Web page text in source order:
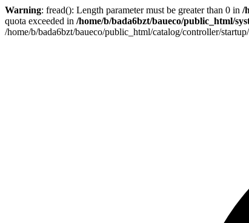
Warning: fread(): Length parameter must be greater than 0 in /
quota exceeded in /home/b/bada6bzt/baueco/public_html/
/home/b/bada6bzt/baueco/public_html/catalog/controller/